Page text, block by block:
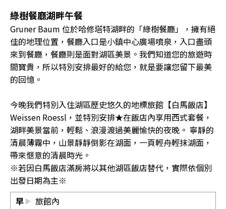
綠樹餐廳湖畔午餐
Gruner Baum 位於哈修塔特湖畔的「綠樹餐廳」，擁有絕
佳的地理位置，餐廳入口是小鎮中心廣場噴泉，入口盡頭
來到餐廳，餐廳則是面對湖區美景。我們知道您的旅遊時
間寶貴，所以特別安排最好的給您，就是要讓您留下最美
的回憶。
今晚我們特別入住湖區歷史悠久的地標旅館【白馬飯店】
Weissen Roessl，並特別安排★在飯店內享用西式套餐，
湖畔美景當前，輕鬆、浪漫渡過美麗愉快的夜晚。 寧靜的
清晨薄霧中，山景靜靜倒影在湖面，一頁輕舟輕抹湖面，
帶來愜意的清晨時光。
※若因白馬飯店滿房將以其他湖區飯店替代，實際依個別
出發日期為主※
早
旅館內